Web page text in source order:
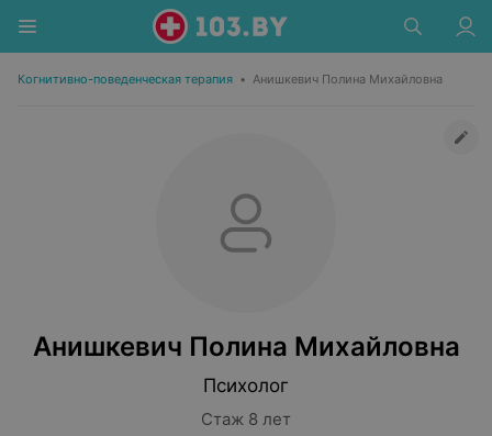
Когнитивно-поведенческая терапия • Анишкевич Полина Михайловна
Анишкевич Полина Михайловна
Психолог
Стаж 8 лет